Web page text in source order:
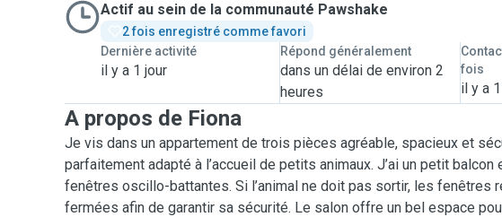
Actif au sein de la communauté Pawshake
2 fois enregistré comme favori
Dernière activité
il y a 1 jour
Répond généralement
dans un délai de environ 2
heures
fois
il y a
A propos de Fiona
Je vis dans un appartement de trois pièces agréable, spacieux et
parfaitement adapté à l’accueil de petits animaux. J’ai un petit balcon
fenêtres oscillo-battantes. Si l’animal ne doit pas sortir, les fenêtres
fermées afin de garantir sa sécurité. Le salon offre un bel espace